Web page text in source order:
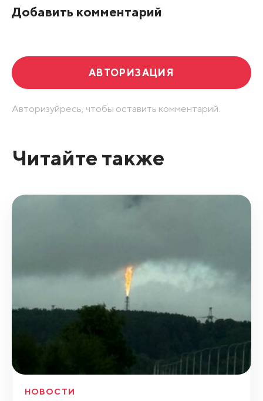
Добавить комментарий
АВТОРИЗАЦИЯ
Авторизуйресь, чтобы оставить комментарий.
Читайте также
НОВОСТИ